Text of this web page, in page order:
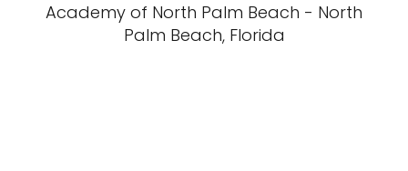
Academy of North Palm Beach - North
Palm Beach, Florida